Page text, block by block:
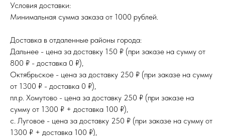
Условия доставки:
Минимальная сумма заказа от 1000 рублей.
Доставка в отдаленные районы города:
Дальнее - цена за доставку 150 ₽ (при заказе на сумму от
800 ₽ - доставка 0 ₽),
Октябрьское - цена за доставку 250 ₽ (при заказе на сумму
от 1300 ₽ - доставка 0 ₽),
пл.р. Хомутово - цена за доставку 250 ₽ (при заказе на
сумму от 1300 ₽ + доставка 100 ₽),
с. Луговое - цена за доставку 250 ₽ (при заказе на сумму от
1300 ₽ + доставка 100 ₽),